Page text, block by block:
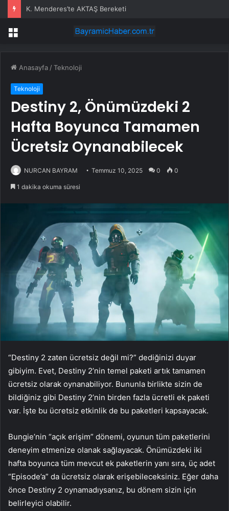
K. Menderes’te AKTAŞ Bereketi
Menü
Anasayfa /Teknoloji
Teknoloji
Destiny 2, Önümüzdeki 2
Hafta Boyunca Tamamen
Ücretsiz Oynanabilecek
NURCAN BAYRAM Temmuz 10, 2025 0 0
1 dakika okuma süresi
“Destiny 2 zaten ücretsiz değil mi?” dediğinizi duyar
gibiyim. Evet, Destiny 2’nin temel paketi artık tamamen
ücretsiz olarak oynanabiliyor. Bununla birlikte sizin de
bildiğiniz gibi Destiny 2’nin birden fazla ücretli ek paketi
var. İşte bu ücretsiz etkinlik de bu paketleri kapsayacak.
Bungie’nin “açık erişim” dönemi, oyunun tüm paketlerini
deneyim etmenize olanak sağlayacak. Önümüzdeki iki
hafta boyunca tüm mevcut ek paketlerin yanı sıra, üç adet
“Episode’a” da ücretsiz olarak erişebileceksiniz. Eğer daha
önce Destiny 2 oynamadıysanız, bu dönem sizin için
belirleyici olabilir.